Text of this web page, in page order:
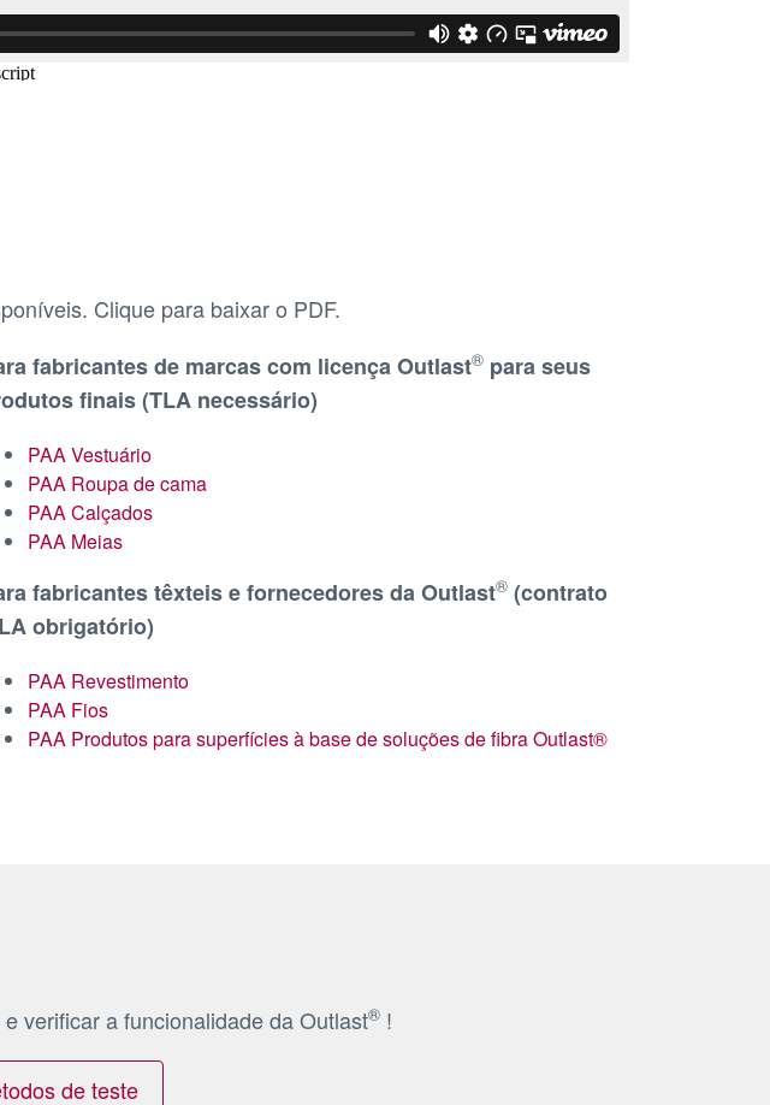
Clique para baixar o PDF.
fabricantes de marcas com licença Outlast® para seus
finais (TLA necessário)
PAA Vestuário
PAA Roupa de cama
PAA Calçados
PAA Meias
fabricantes têxteis e fornecedores da Outlast® (contrato
obrigatório)
PAA Revestimento
PAA Fios
PAA Produtos para superfícies à base de soluções de fibra Outlast®
verificar a funcionalidade da Outlast® !
de teste